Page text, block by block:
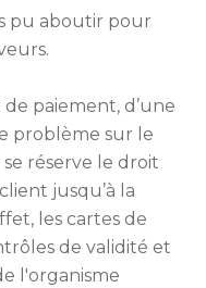
pu aboutir pour
paiement, d’une
problème sur le
réserve le droit
jusqu’à la
les cartes de
de validité et
l'organisme